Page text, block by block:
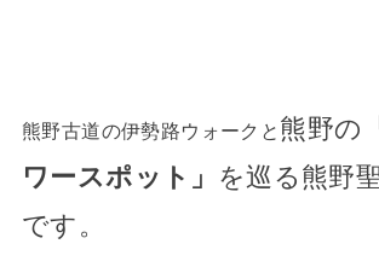
熊野古道の伊勢路ウォークと 熊野の
ワースポット」 を巡る熊野
です。